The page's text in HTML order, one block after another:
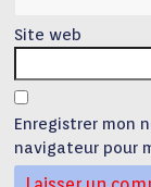
Site web
Enregistrer mon
navigateur pour